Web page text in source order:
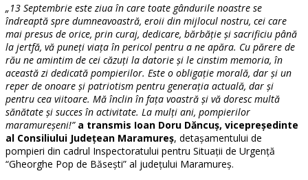
„13 Septembrie este ziua în care toate gândurile noastre se
îndreaptă spre dumneavoastră, eroii din mijlocul nostru, cei care
mai presus de orice, prin curaj, dedicare, bărbăție și sacrificiu până
la jertfă, vă puneți viața în pericol pentru a ne apăra. Cu părere de
rău ne amintim de cei căzuți la datorie și le cinstim memoria, în
această zi dedicată pompierilor. Este o obligație morală, dar și un
reper de onoare și patriotism pentru generația actuală, dar și
pentru cea viitoare. Mă înclin în fața voastră și vă doresc multă
sănătate și succes în activitate. La mulți ani, pompierilor
maramureșeni!” a transmis Ioan Doru Dăncuș, vicepreședinte
al Consiliului Județean Maramureș, detașamentului de
pompieri din cadrul Inspectoratului pentru Situații de Urgență
“Gheorghe Pop de Băsești” al județului Maramureș.